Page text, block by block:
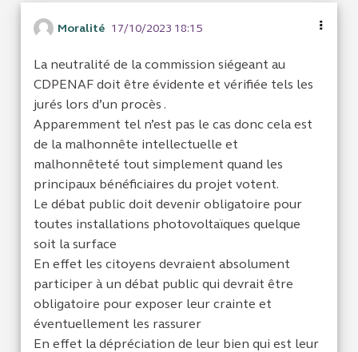
Moralité 17/10/2023 18:15
La neutralité de la commission siégeant au
CDPENAF doit être évidente et vérifiée tels les
jurés lors d’un procès .
Apparemment tel n’est pas le cas donc cela est
de la malhonnête intellectuelle et
malhonnêteté tout simplement quand les
principaux bénéficiaires du projet votent.
Le débat public doit devenir obligatoire pour
toutes installations photovoltaïques quelque
soit la surface
En effet les citoyens devraient absolument
participer à un débat public qui devrait être
obligatoire pour exposer leur crainte et
éventuellement les rassurer
En effet la dépréciation de leur bien qui est leur